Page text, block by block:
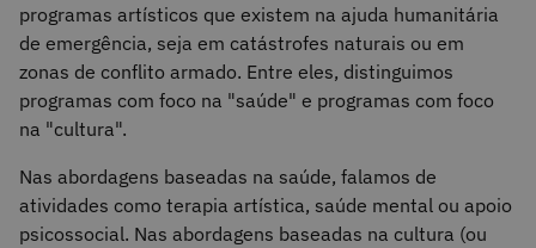
programas artísticos que existem na ajuda humanitária
de emergência, seja em catástrofes naturais ou em
zonas de conflito armado. Entre eles, distinguimos
programas com foco na "saúde" e programas com foco
na "cultura".
Nas abordagens baseadas na saúde, falamos de
atividades como terapia artística, saúde mental ou apoio
psicossocial. Nas abordagens baseadas na cultura (ou